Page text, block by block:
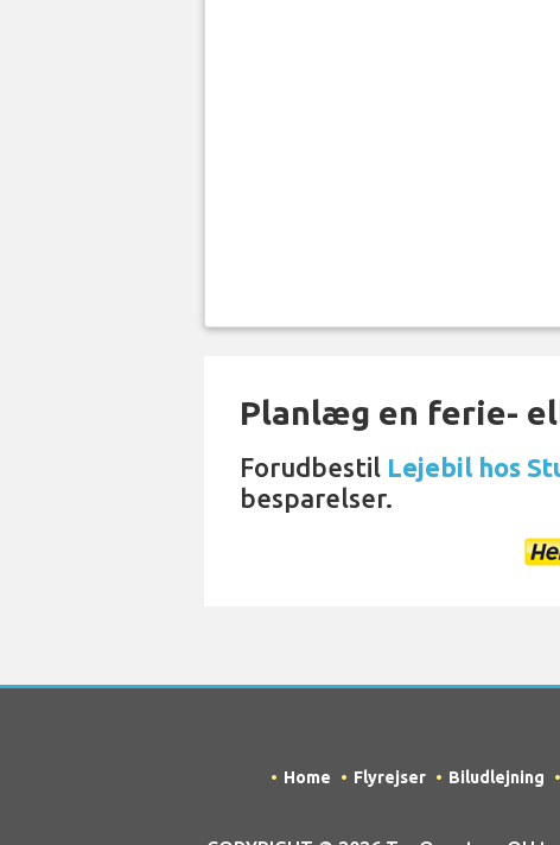
Planlæg en ferie-
Forudbestil Lejebil hos
besparelser.
Home Flyrejser Biludlejning